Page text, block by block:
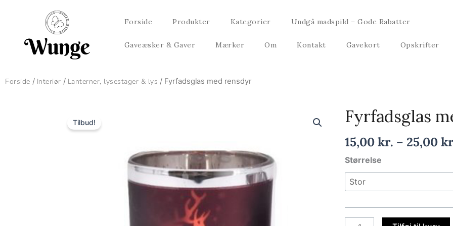
Forside Produkter Kategorier Undgå madspild – Gode Rabatter
Gaveæsker & Gaver Mærker Om Kontakt Gavekort Opskrifter
Forside / Interiør / Lanterner, lysestager & lys / Fyrfadsglas med rensdyr
Tilbud! Fyrfadsglas
15,00kr. – 25,00
Størrelse
Fyrfadsglas
med
rensdyr